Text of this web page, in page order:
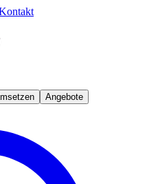
Angebote